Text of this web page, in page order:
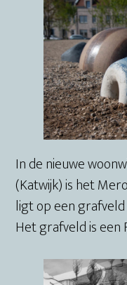
In de nieuwe
(Katwijk) is het
ligt op een
Het grafveld is een